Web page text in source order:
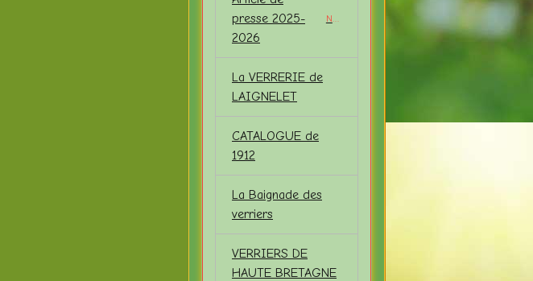
presse 2025-
2026
NEW
La VERRERIE de
LAIGNELET
CATALOGUE de
1912
La Baignade des
verriers
VERRIERS DE
HAUTE BRETAGNE